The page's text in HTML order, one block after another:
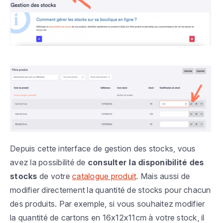
Depuis cette interface de gestion des stocks, vous
avez la possibilité de consulter la disponibilité des
stocks de votre catalogue produit. Mais aussi de
modifier directement la quantité de stocks pour chacun
des produits. Par exemple, si vous souhaitez modifier
la quantité de cartons en 16x12x11cm à votre stock, il